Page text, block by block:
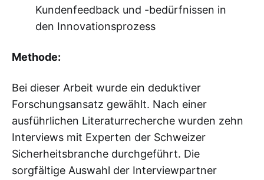
Kundenfeedback und -bedürfnissen in
den Innovationsprozess
Methode:
Bei dieser Arbeit wurde ein deduktiver
Forschungsansatz gewählt. Nach einer
ausführlichen Literaturrecherche wurden zehn
Interviews mit Experten der Schweizer
Sicherheitsbranche durchgeführt. Die
sorgfältige Auswahl der Interviewpartner